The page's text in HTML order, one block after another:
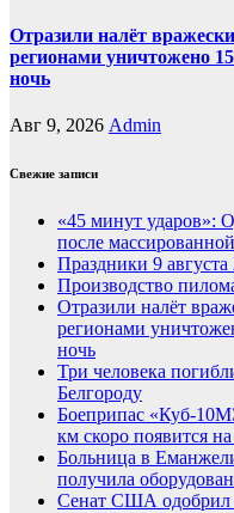
Отразили налёт
регионами уничтожено
ночь
Авг 9, 2026 Admin
Свежие записи
«45 минут ударов»:
после
Праздники 9 августа
Производство
Отразили налёт
регионами
ночь
Три человека
Белгороду
Боеприпас «Куб-
км скоро появится
Больница в
получила
Сенат США одобрил